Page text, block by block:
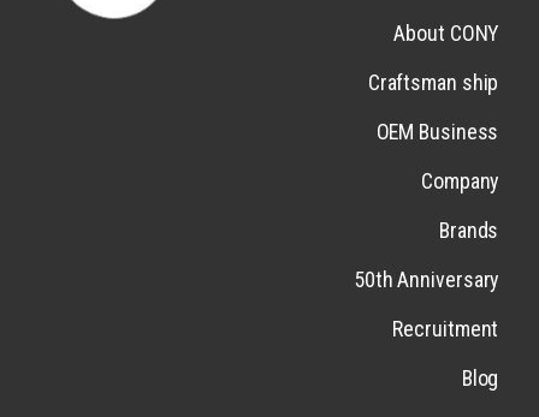
About CONY
Craftsman ship
OEM Business
Company
Brands
50th Anniversary
Recruitment
Blog